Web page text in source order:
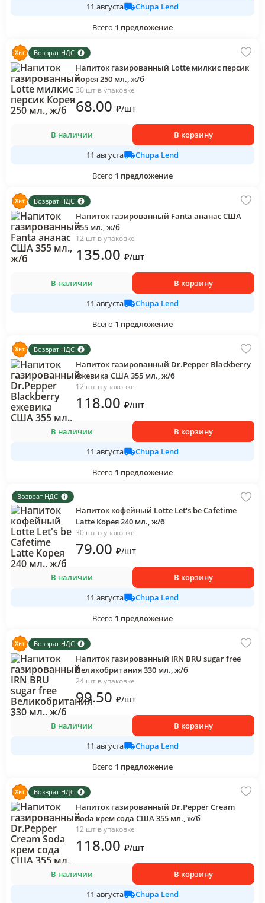
11 августа
Chupa Lend
Всего 1 предложение
Возврат НДС
Напиток газированный Lotte милкис персик
Корея 250 мл., ж/б
30 шт в упаковке
68.00 ₽/шт
В наличии
В корзину
11 августа
Chupa Lend
Всего 1 предложение
Возврат НДС
Напиток газированный Fanta ананас США
355 мл., ж/б
12 шт в упаковке
135.00 ₽/шт
В наличии
В корзину
11 августа
Chupa Lend
Всего 1 предложение
Возврат НДС
Напиток газированный Dr.Pepper Blackberry
ежевика США 355 мл., ж/б
12 шт в упаковке
118.00 ₽/шт
В наличии
В корзину
11 августа
Chupa Lend
Всего 1 предложение
Возврат НДС
Напиток кофейный Lotte Let's be Cafetime
Latte Корея 240 мл., ж/б
30 шт в упаковке
79.00 ₽/шт
В наличии
В корзину
11 августа
Chupa Lend
Всего 1 предложение
Возврат НДС
Напиток газированный IRN BRU sugar free
Великобритания 330 мл., ж/б
24 шт в упаковке
99.50 ₽/шт
В наличии
В корзину
11 августа
Chupa Lend
Всего 1 предложение
Возврат НДС
Напиток газированный Dr.Pepper Cream
Soda крем сода США 355 мл., ж/б
12 шт в упаковке
118.00 ₽/шт
В наличии
В корзину
11 августа
Chupa Lend